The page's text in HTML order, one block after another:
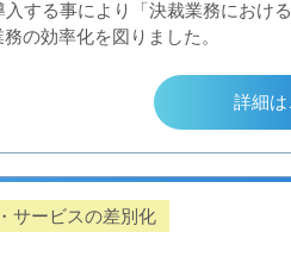
する事により「決裁業務におけ
の効率化を図りました。
詳細は
サービスの差別化